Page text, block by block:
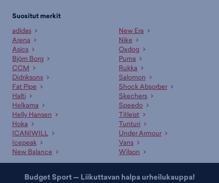
Suositut merkit
adidas
Arena
Asics
Björn Borg
CCM
Didriksons
Fat Pipe
Halti
Helkama
Helly Hansen
Hoka
ICANIWILL
Icepeak
New Balance
New Era
Nike
Oxdog
Puma
Rukka
Salomon
Shock Absorber
Skechers
Speedo
Titleist
Tunturi
Under Armour
Vans
Wilson
Budget Sport — Liikuttavan halpa urheilukauppa!